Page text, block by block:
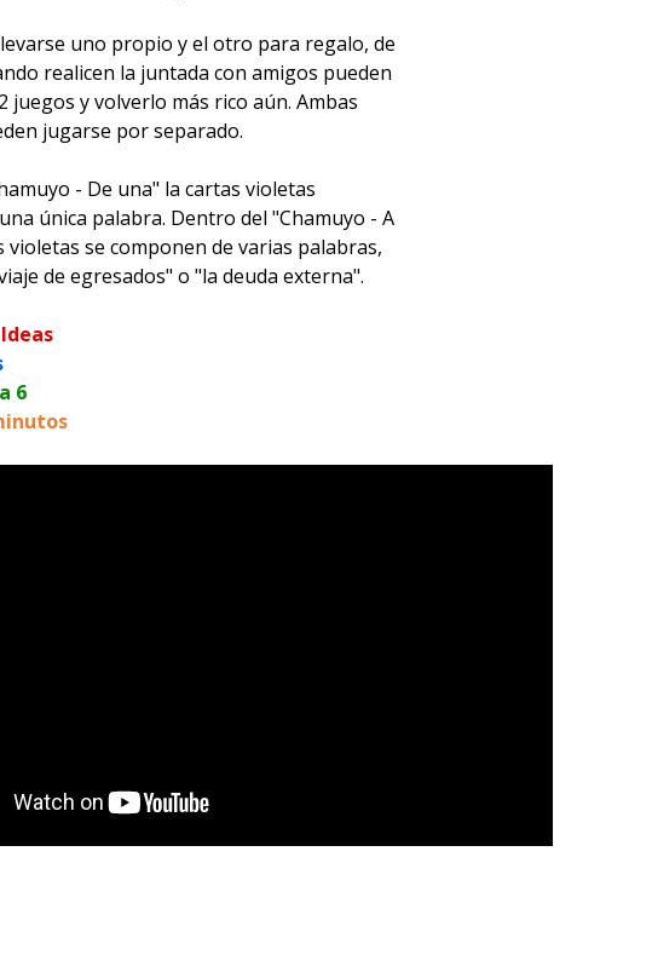
uno propio y el otro para regalo, de
realicen la juntada con amigos pueden
juegos y volverlo más rico aún. Ambas
jugarse por separado.
- De una" la cartas violetas
única palabra. Dentro del "Chamuyo - A
violetas se componen de varias palabras,
de egresados" o "la deuda externa".
6